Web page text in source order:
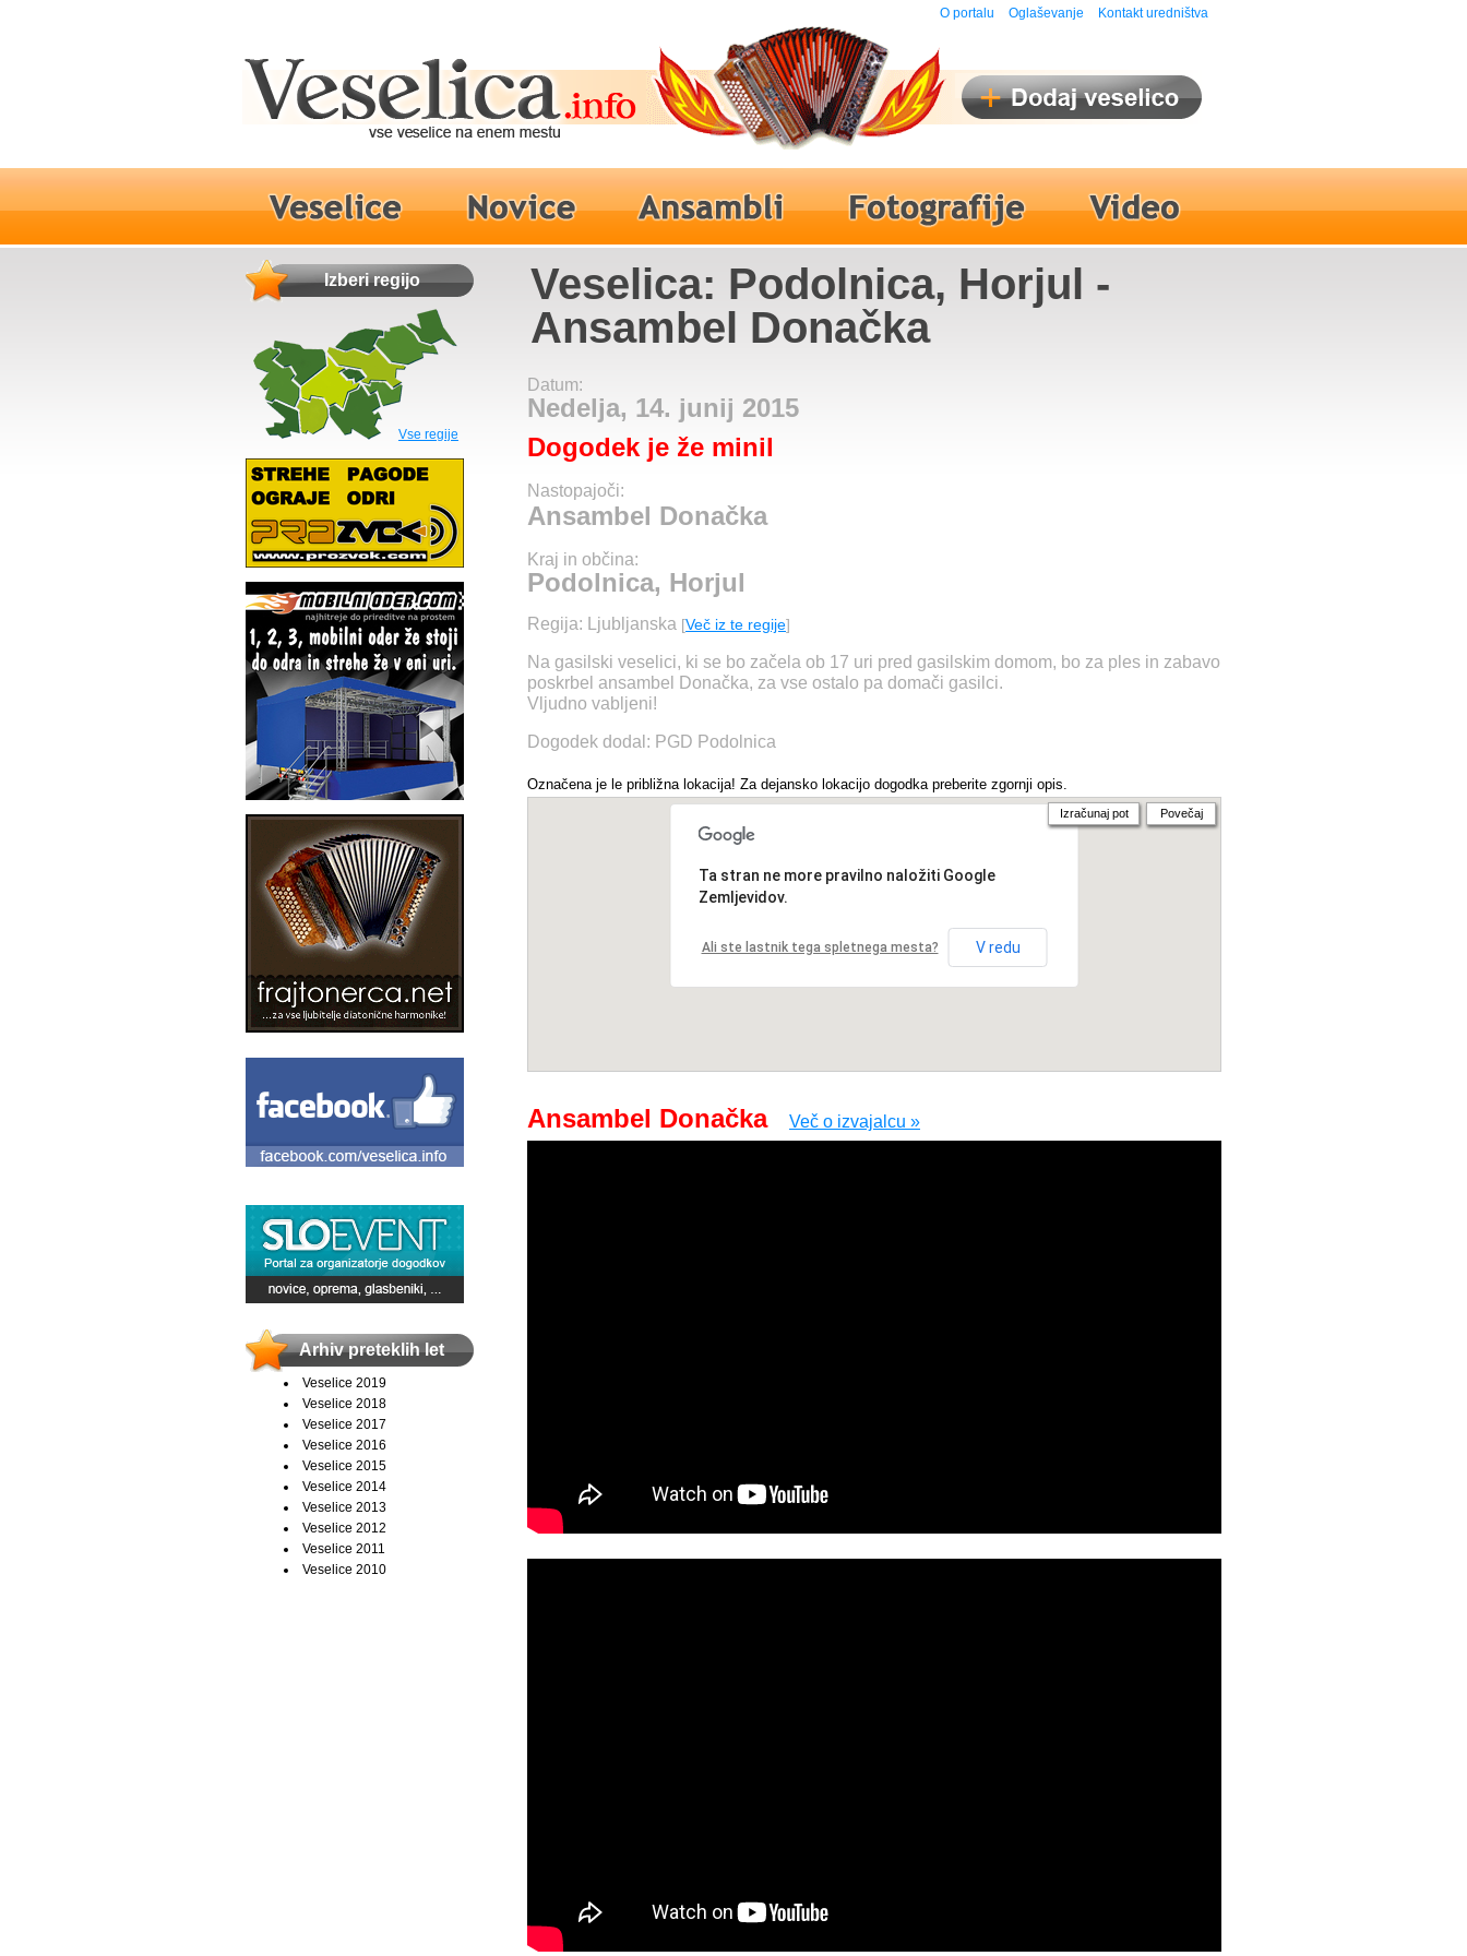
O portalu Oglaševanje Kontakt uredništva
Izberi regijo
Vse regije
Arhiv preteklih let
Veselice 2019
Veselice 2018
Veselice 2017
Veselice 2016
Veselice 2015
Veselice 2014
Veselice 2013
Veselice 2012
Veselice 2011
Veselice 2010
Veselica: Podolnica, Horjul -
Ansambel Donačka
Datum:
Nedelja, 14. junij 2015
Dogodek je že minil
Nastopajoči:
Ansambel Donačka
Kraj in občina:
Podolnica, Horjul
Regija: Ljubljanska [Več iz te regije]
Na gasilski veselici, ki se bo začela ob 17 uri pred gasilskim domom, bo za ples in zabavo
poskrbel ansambel Donačka, za vse ostalo pa domači gasilci.
Vljudno vabljeni!
Dogodek dodal: PGD Podolnica
Označena je le približna lokacija! Za dejansko lokacijo dogodka preberite zgornji opis.
Ta stran ne more pravilno naložiti Google
Zemljevidov.
Ali ste lastnik tega spletnega mesta? V redu
Izračunaj pot Povečaj
Ansambel Donačka Več o izvajalcu »